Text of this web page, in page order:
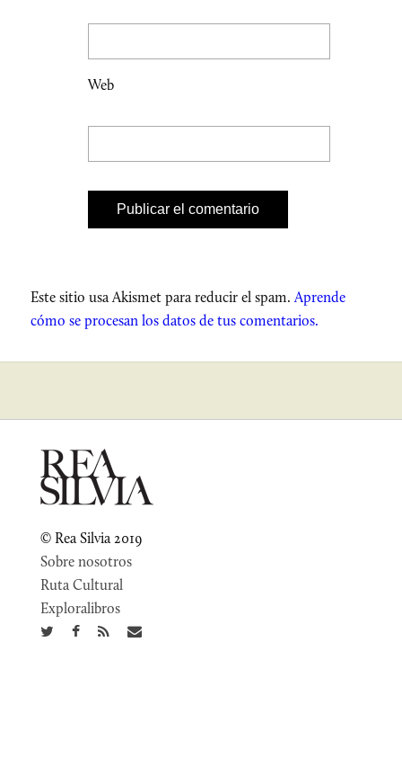
Web
Este sitio usa Akismet para reducir el spam. Aprende
cómo se procesan los datos de tus comentarios.
© Rea Silvia 2019
Sobre nosotros
Ruta Cultural
Exploralibros